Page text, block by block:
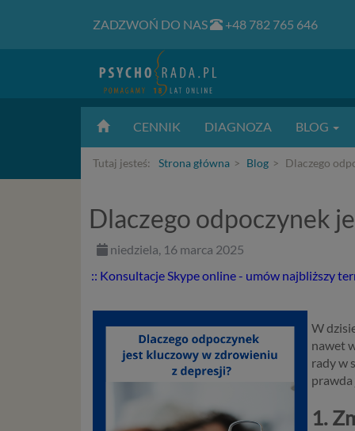
ZADZWOŃ DO NAS +48 782 765 646
CENNIK DIAGNOZA BLOG
Tutaj jesteś: Strona główna Blog Dlaczego
Dlaczego odpoczynek
niedziela, 16 marca 2025
:: Konsultacje Skype online - umów najbliższy
W
nawet
rady w
prawda
1.